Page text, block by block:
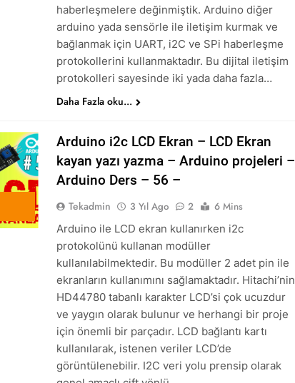
haberleşmelere değinmiştik. Arduino diğer
arduino yada sensörle ile iletişim kurmak ve
bağlanmak için UART, i2C ve SPi haberleşme
protokollerini kullanmaktadır. Bu dijital iletişim
protokolleri sayesinde iki yada daha fazla…
Daha Fazla oku...
Arduino i2c LCD Ekran – LCD Ekran
kayan yazı yazma – Arduino projeleri –
Arduino Ders – 56 –
Tekadmin 3 Yıl Ago 2
6 Mins
Arduino ile LCD ekran kullanırken i2c
protokolünü kullanan modüller
kullanılabilmektedir. Bu modüller 2 adet pin ile
ekranların kullanımını sağlamaktadır. Hitachi’nin
HD44780 tabanlı karakter LCD’si çok ucuzdur
ve yaygın olarak bulunur ve herhangi bir proje
için önemli bir parçadır. LCD bağlantı kartı
kullanılarak, istenen veriler LCD’de
görüntülenebilir. I2C veri yolu prensip olarak